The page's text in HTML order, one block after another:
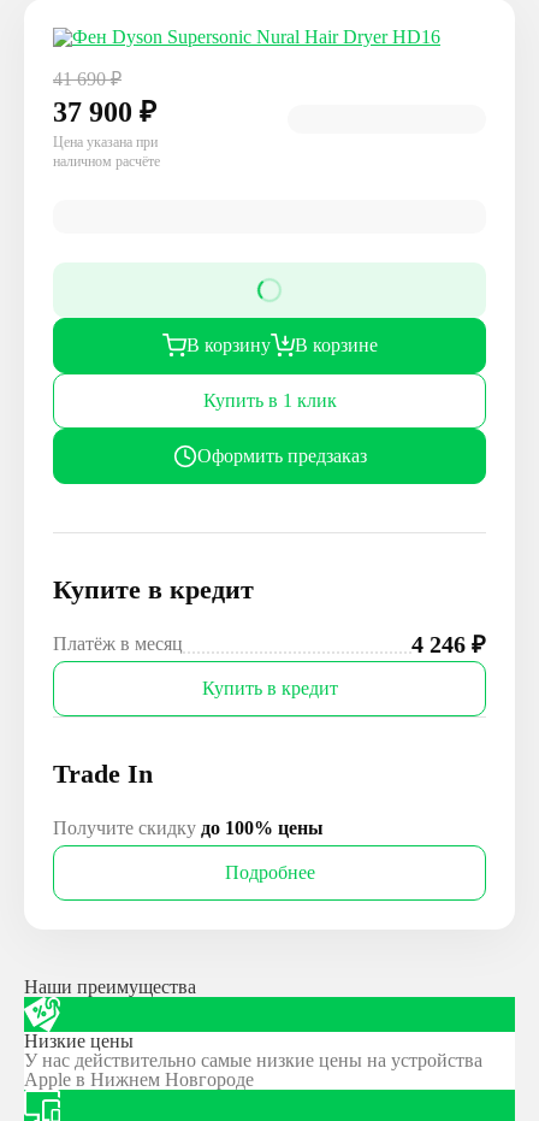
41 690 ₽
37 900 ₽
Цена указана при
наличном расчёте
В корзину В корзине
Купить в 1 клик
Оформить предзаказ
Купите в кредит
Платёж в месяц 4 246 ₽
Купить в кредит
Trade In
Получите скидку до 100% цены
Подробнее
Наши преимущества
Низкие цены
У нас действительно самые низкие цены на устройства
Apple в Нижнем Новгороде